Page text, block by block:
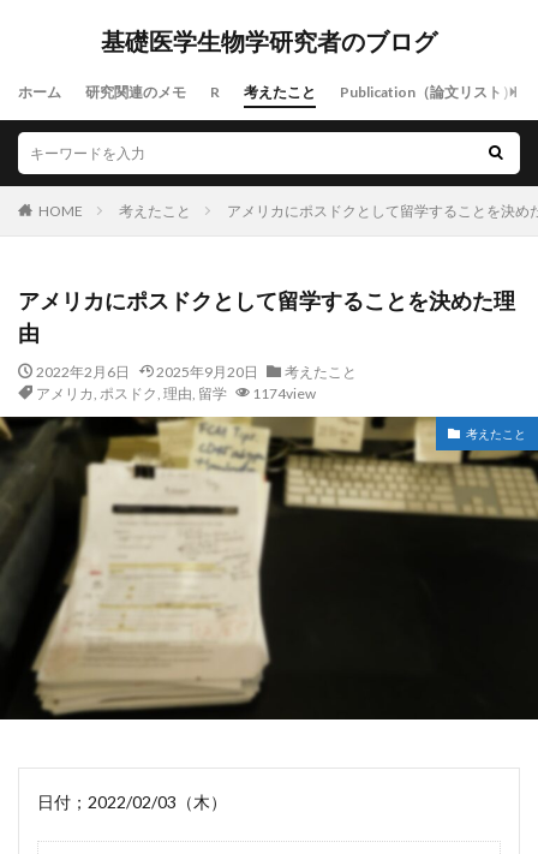
基礎医学生物学研究者のブログ
ホーム 研究関連のメモ R 考えたこと Publication（論文リスト）
HOME 考えたこと アメリカにポスドクとして留学することを決め
アメリカにポスドクとして留学することを決めた理
由
2022年2月6日 2025年9月20日
考えたこと
アメリカ, ポスドク, 理由, 留学 1174view
考えたこと
日付；2022/02/03（木）